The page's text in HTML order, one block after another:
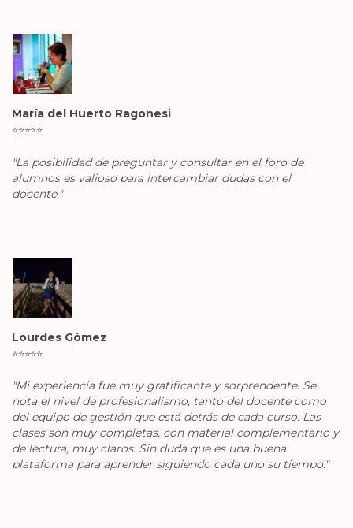
María del Huerto Ragonesi
⭐️⭐️⭐️⭐️⭐️
"La posibilidad de preguntar y consultar en el foro de
alumnos es valioso para intercambiar dudas con el
docente."
Lourdes Gómez
⭐️⭐️⭐️⭐️⭐️
"Mi experiencia fue muy gratificante y sorprendente. Se
nota el nivel de profesionalismo, tanto del docente como
del equipo de gestión que está detrás de cada curso. Las
clases son muy completas, con material complementario y
de lectura, muy claros. Sin duda que es una buena
plataforma para aprender siguiendo cada uno su tiempo."